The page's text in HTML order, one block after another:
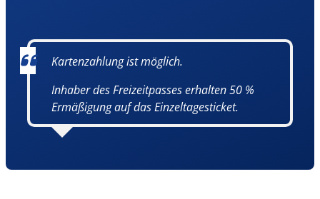
Kartenzahlung ist möglich.
Inhaber des Freizeitpasses erhalten 50 %
Ermäßigung auf das Einzeltagesticket.